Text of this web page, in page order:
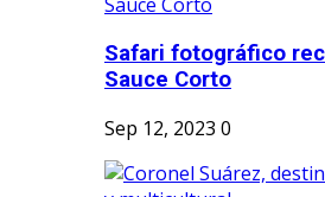
Safari fotográfico
Sauce Corto
Sep 12, 2023 0